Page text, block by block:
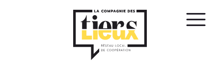
le